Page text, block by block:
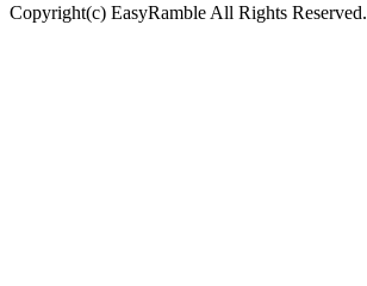
Copyright(c) EasyRamble All Rights Reserved.